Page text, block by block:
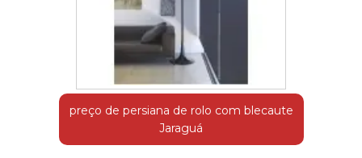
preço de persiana de rolo com blecaute
Jaraguá